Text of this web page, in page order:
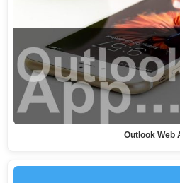
Outlook Web